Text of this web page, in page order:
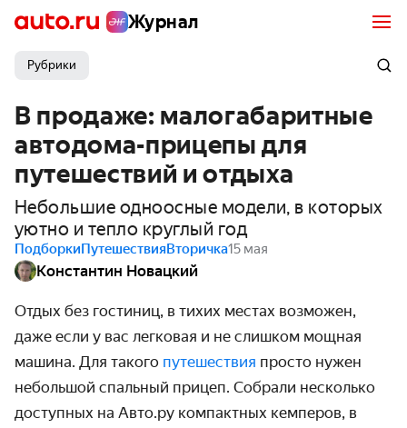
Журнал
Рубрики
В продаже: малогабаритные
автодома-прицепы для
путешествий и отдыха
Небольшие одноосные модели, в которых
уютно и тепло круглый год
ПодборкиПутешествияВторичка15 мая
Константин Новацкий
Отдых без гостиниц, в тихих местах возможен,
даже если у вас легковая и не слишком мощная
машина. Для такого путешествия просто нужен
небольшой спальный прицеп. Собрали несколько
доступных на Авто.ру компактных кемперов, в